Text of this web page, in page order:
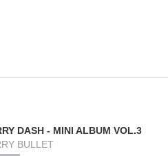
DASH - MINI ALBUM VOL.3
BULLET